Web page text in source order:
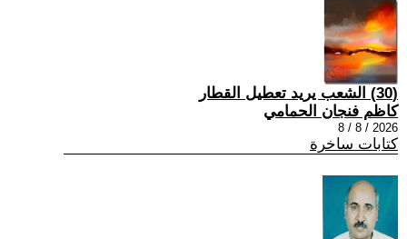
(30) الشعب يريد تعطيل القطار
كاظم فنجان الحمامي
2026 / 8 / 8
كتابات ساخرة